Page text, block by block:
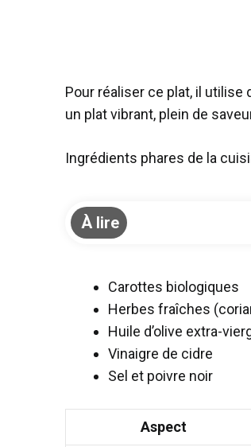
Pour réaliser ce plat, il
un plat vibrant, plein de
Ingrédients phares de la
À lire
Carottes biologiques
Herbes fraîches
Huile d’olive extra-
Vinaigre de cidre
Sel et poivre noir
Aspect